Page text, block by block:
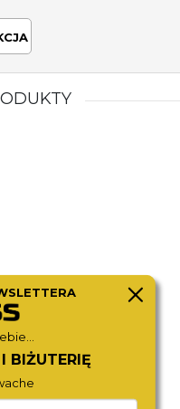
ARMANI EXCHANGE
BIŻUTERIĘ